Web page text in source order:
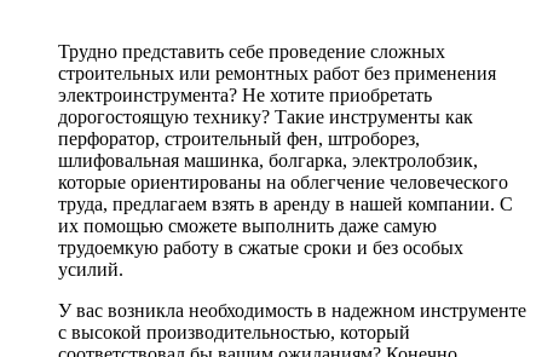
Трудно представить себе проведение сложных
строительных или ремонтных работ без применения
электроинструмента? Не хотите приобретать
дорогостоящую технику? Такие инструменты как
перфоратор, строительный фен, штроборез,
шлифовальная машинка, болгарка, электролобзик,
которые ориентированы на облегчение человеческого
труда, предлагаем взять в аренду в нашей компании. С
их помощью сможете выполнить даже самую
трудоемкую работу в сжатые сроки и без особых
усилий.
У вас возникла необходимость в надежном инструменте
с высокой производительностью, который